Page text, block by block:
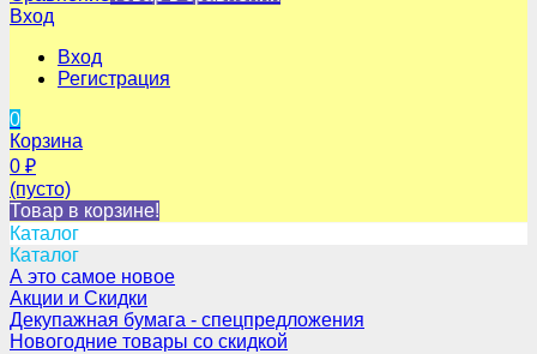
Вход
Вход
Регистрация
0
Корзина
0 ₽
(пусто)
Товар в корзине!
Каталог
Каталог
А это самое новое
Акции и Скидки
Декупажная бумага - спецпредложения
Новогодние товары со скидкой